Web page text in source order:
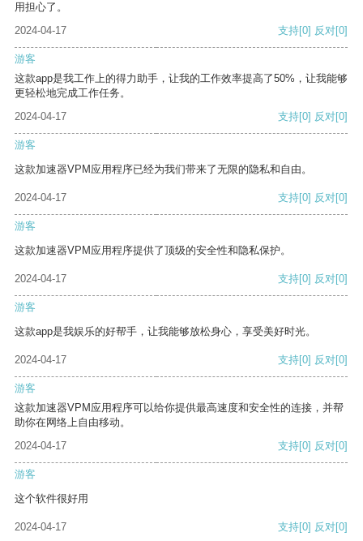
用担心了。
2024-04-17
支持[0] 反对[0]
游客
这款app是我工作上的得力助手，让我的工作效率提高了50%，让我能够
更轻松地完成工作任务。
2024-04-17
支持[0] 反对[0]
游客
这款加速器VPM应用程序已经为我们带来了无限的隐私和自由。
2024-04-17 支持[0] 反对[0]
游客
这款加速器VPM应用程序提供了顶级的安全性和隐私保护。
2024-04-17 支持[0] 反对[0]
游客
这款app是我娱乐的好帮手，让我能够放松身心，享受美好时光。
2024-04-17 支持[0] 反对[0]
游客
这款加速器VPM应用程序可以给你提供最高速度和安全性的连接，并帮
助你在网络上自由移动。
2024-04-17
支持[0] 反对[0]
游客
这个软件很好用
2024-04-17 支持[0] 反对[0]